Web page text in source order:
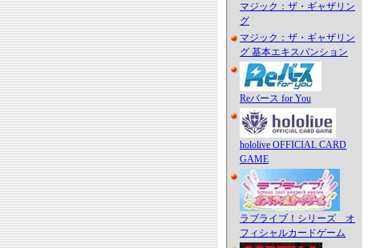
マジック：ザ・ギャザリン
グ
マジック：ザ・ギャザリン
グ 基本エキスパンション
Reバース for You
hololive OFFICIAL CARD
GAME
ラブライブ！シリーズ オ
フィシャルカードゲーム